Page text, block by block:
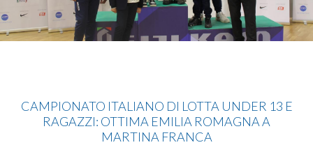
CAMPIONATO ITALIANO DI LOTTA UNDER 13 E
RAGAZZI: OTTIMA EMILIA ROMAGNA A
MARTINA FRANCA